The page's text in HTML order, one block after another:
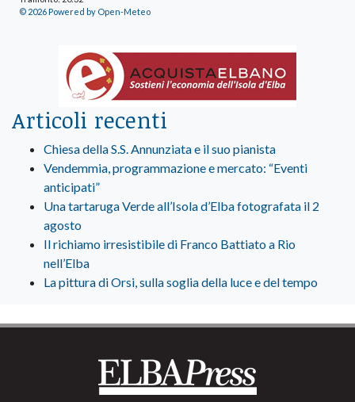
© 2026 Powered by Open-Meteo
Articoli recenti
Chiesa della S.S. Annunziata e il suo pianista
Vendemmia, programmazione e mercato: “Eventi
anticipati”
Una tartaruga Verde all’Isola d’Elba fotografata il 2
agosto
Il richiamo irresistibile di Franco Battiato a Rio
nell’Elba
La pittura di Orsi, sulla soglia della luce e del tempo